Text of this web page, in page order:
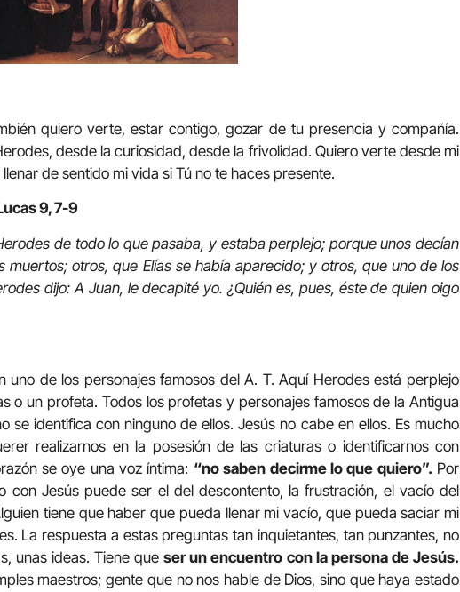
quiero verte, estar contigo, gozar de tu presencia y compañía.
desde la curiosidad, desde la frivolidad. Quiero verte desde mi
de sentido mi vida si Tú no te haces presente.
9, 7-9
de todo lo que pasaba, y estaba perplejo; porque unos decían
muertos; otros, que Elías se había aparecido; y otros, que uno de los
dijo: A Juan, le decapité yo. ¿Quién es, pues, éste de quien oigo
de los personajes famosos del A. T. Aquí Herodes está perplejo
o un profeta. Todos los profetas y personajes famosos de la Antigua
se identifica con ninguno de ellos. Jesús no cabe en ellos. Es mucho
realizarnos en la posesión de las criaturas o identificarnos con
se oye una voz íntima: “no saben decirme lo que quiero”. Por
con Jesús puede ser el del descontento, la frustración, el vacío del
tiene que haber que pueda llenar mi vacío, que pueda saciar mi
La respuesta a estas preguntas tan inquietantes, tan punzantes, no
unas ideas. Tiene queser un encuentro con la persona de Jesús.
maestros; gente que no nos hable de Dios, sino que haya estado